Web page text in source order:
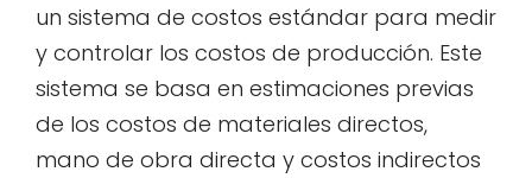
un sistema de costos estándar para medir
y controlar los costos de producción. Este
sistema se basa en estimaciones previas
de los costos de materiales directos,
mano de obra directa y costos indirectos